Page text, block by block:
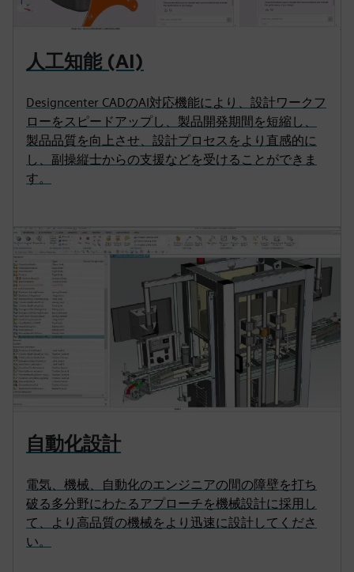
人工知能 (AI)
Designcenter CADのAI対応機能により、設計ワークフ
ローをスピードアップし、製品開発期間を短縮し、
製品品質を向上させ、設計プロセスをより直感的に
し、副操縦士からの支援などを受けることができま
す。
自動化設計
電気、機械、自動化のエンジニアの間の障壁を打ち
破る多分野にわたるアプローチを機械設計に採用し
て、より高品質の機械をより迅速に設計してくださ
い。